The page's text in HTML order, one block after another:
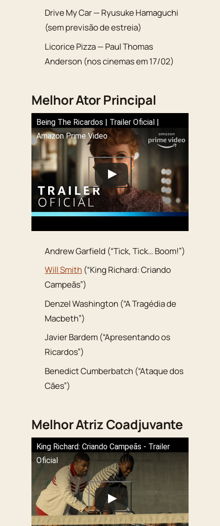
Drive My Car — Ryusuke Hamaguchi
(sem previsão de estreia)
Licorice Pizza — Paul Thomas
Anderson (nos cinemas em 17/02)
Melhor Ator Principal
Being The Ricardos | Trailer Oficial |
Amazon Prime Video
Andrew Garfield (“Tick, Tick… Boom!”)
Will Smith (“King Richard: Criando
Campeãs”)
Denzel Washington (“A Tragédia de
Macbeth”)
Javier Bardem (“Apresentando os
Ricardos”)
Benedict Cumberbatch (“Ataque dos
Cães”)
Melhor Atriz Coadjuvante
King Richard: Criando Campeãs - Trailer
Oficial